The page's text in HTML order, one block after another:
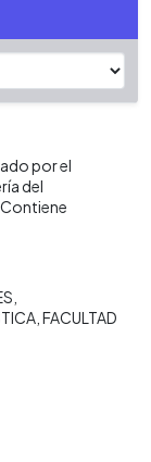
por el
del
FACULTAD